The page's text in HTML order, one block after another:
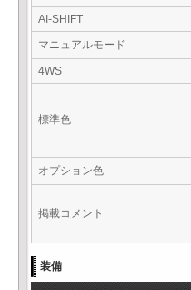
AI-SHIFT
マニュアルモード
4WS
標準色
オプション色
掲載コメント
装備